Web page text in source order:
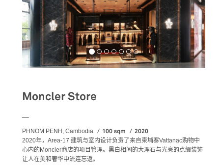
Moncler Store
PHNOM PENH, Cambodia 100 sqm 2020
2020年， Area-17 建筑与室内设计负责了来自柬埔寨Vattanac购物中
心内的 Moncler商店的项目管理。黑白相间的大理石与光亮的点缀装饰
让人在美和奢华中流连忘返。